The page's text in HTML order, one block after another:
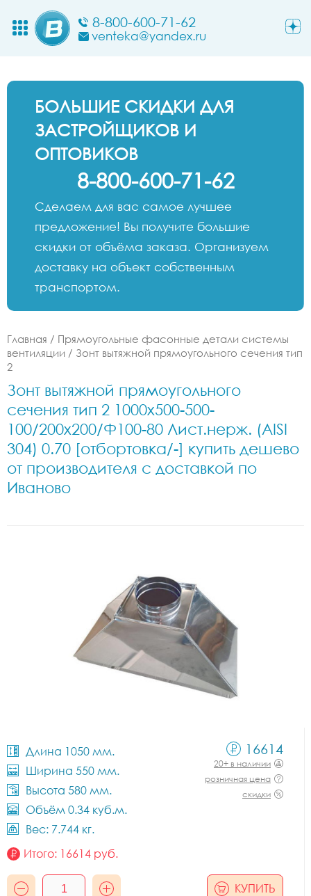
8-800-600-71-62
venteka@yandex.ru
БОЛЬШИЕ СКИДКИ ДЛЯ
ЗАСТРОЙЩИКОВ И
ОПТОВИКОВ
8-800-600-71-62
Сделаем для вас самое лучшее
предложение! Вы получите большие
скидки от объёма заказа. Организуем
доставку на объект собственным
транспортом.
Главная / Прямоугольные фасонные детали системы
вентиляции / Зонт вытяжной прямоугольного сечения тип
2
Зонт вытяжной прямоугольного
сечения тип 2 1000x500-500-
100/200x200/Ф100-80 Лист.нерж. (AISI
304) 0.70 [отбортовка/-] купить дешево
от производителя с доставкой по
Иваново
Длина 1050 мм.
Ширина 550 мм.
Высота 580 мм.
Объём 0.34 куб.м.
Вес: 7.744 кг.
16614
20+ в наличии
розничная цена
скидки
Итого: 16614 руб.
КУПИТЬ